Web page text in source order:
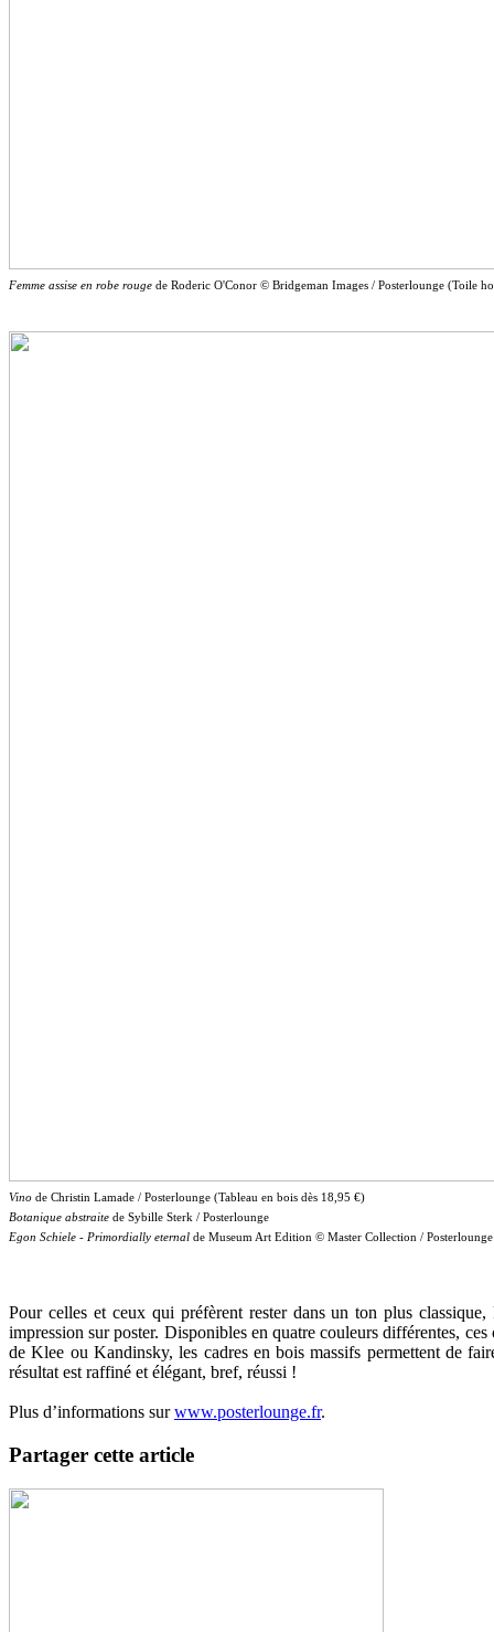
Femme assise en robe rouge de Roderic O'Conor © Bridgeman Images / Posterlounge (Toile
Vino de Christin Lamade / Posterlounge (Tableau en bois dès 18,95 €)
Botanique abstraite de Sybille Sterk / Posterlounge
Egon Schiele - Primordially eternal de Museum Art Edition © Master Collection / Posterlounge
Pour celles et ceux qui préfèrent rester dans un ton plus
impression sur poster. Disponibles en quatre couleurs différentes,
de Klee ou Kandinsky, les cadres en bois massifs permettent de
résultat est raffiné et élégant, bref, réussi !
Plus d’informations surwww.posterlounge.fr.
Partager cette article